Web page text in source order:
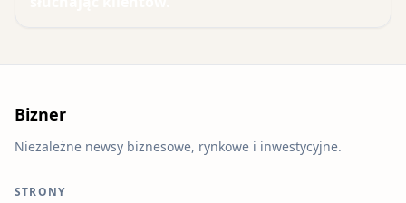
Bizner
Niezależne newsy biznesowe, rynkowe i inwestycyjne.
STRONY